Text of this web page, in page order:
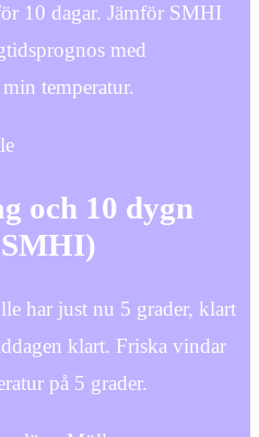
10 dagar. Jämför SMHI
med
temperatur.
och 10 dygn
har just nu 5 grader, klart
klart. Friska vindar
på 5 grader.